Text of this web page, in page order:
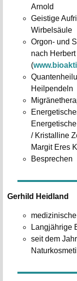
Arnold
Geistige
Wirbelsäule
Orgon- und
nach
(
Heilpendeln
/ Kristalline
Margit Eres
Besprechen
Gerhild Heidland
Langjährige
seit dem